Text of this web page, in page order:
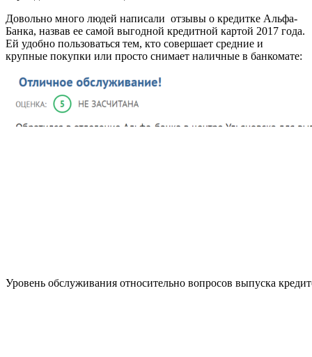
Довольно много людей написали отзывы о кредитке Альфа-
Банка, назвав ее самой выгодной кредитной картой 2017 года.
Ей удобно пользоваться тем, кто совершает средние и
крупные покупки или просто снимает наличные в банкомате:
Уровень обслуживания относительно вопросов выпуска